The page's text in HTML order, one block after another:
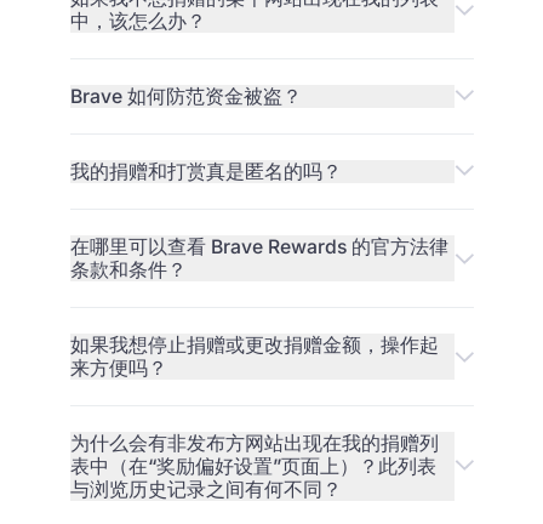
中，该怎么办？
Brave 如何防范资金被盗？
我的捐赠和打赏真是匿名的吗？
在哪里可以查看 Brave Rewards 的官方法律
条款和条件？
如果我想停止捐赠或更改捐赠金额，操作起
来方便吗？
为什么会有非发布方网站出现在我的捐赠列
表中（在“奖励偏好设置”页面上）？此列表
与浏览历史记录之间有何不同？